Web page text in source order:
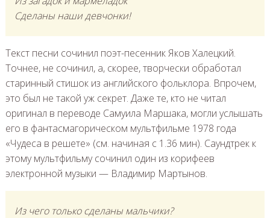
Сделаны наши девчонки!
Текст песни сочинил поэт-песенник Яков Халецкий.
Точнее, не сочинил, а, скорее, творчески обработал
старинный стишок из английского фольклора. Впрочем,
это был не такой уж секрет. Даже те, кто не читал
оригинал в переводе Самуила Маршака, могли услышать
его в фантасмагорическом мультфильме 1978 года
«Чудеса в решете» (см. начиная с 1.36 мин). Саундтрек к
этому мультфильму сочинил один из корифеев
электронной музыки — Владимир Мартынов.
Из чего только сделаны мальчики?